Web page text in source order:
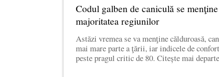
Codul galben de caniculă se
majoritatea regiunilor
Astăzi vremea se va menţine călduroasă,
mai mare parte a ţării, iar indicele de
peste pragul critic de 80. Citește mai